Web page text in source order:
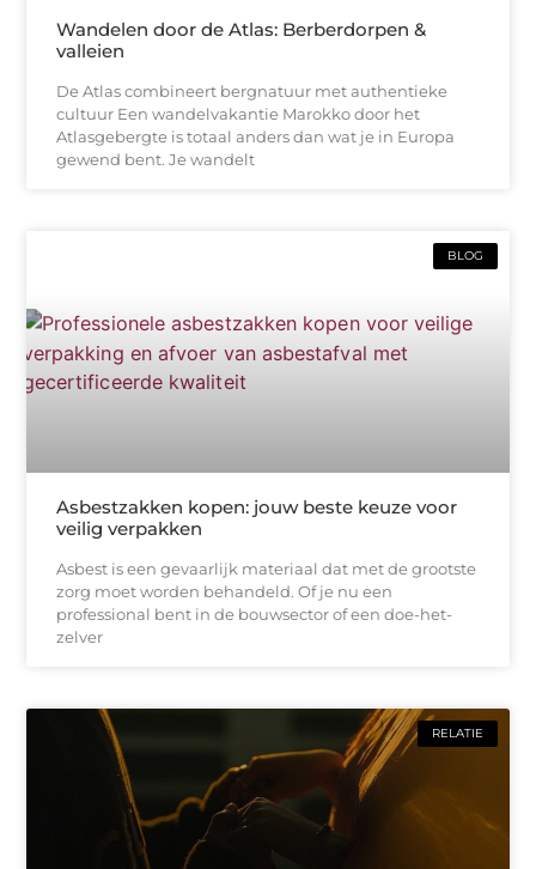
Wandelen door de Atlas: Berberdorpen &
valleien
De Atlas combineert bergnatuur met authentieke
cultuur Een wandelvakantie Marokko door het
Atlasgebergte is totaal anders dan wat je in Europa
gewend bent. Je wandelt
BLOG
Asbestzakken kopen: jouw beste keuze voor
veilig verpakken
Asbest is een gevaarlijk materiaal dat met de grootste
zorg moet worden behandeld. Of je nu een
professional bent in de bouwsector of een doe-het-
zelver
RELATIE